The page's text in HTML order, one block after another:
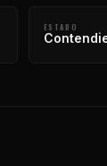
ESTADO